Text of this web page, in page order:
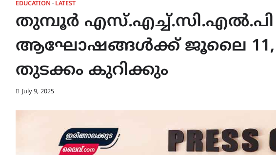
EDUCATION LATEST
തുമ്പൂർ
ആഘോഷങ്ങൾക്ക് ജൂലൈ 11,
തുടക്കം കുറിക്കും
July 9, 2025